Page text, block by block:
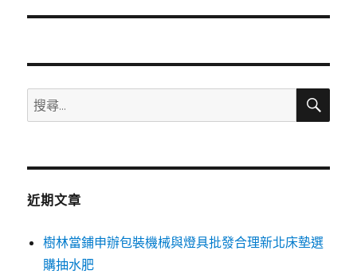
文
搜
尋
鍵
搜
近期文章
樹林當鋪申辦包裝機械與燈具批發合理新北床墊選
購抽水肥